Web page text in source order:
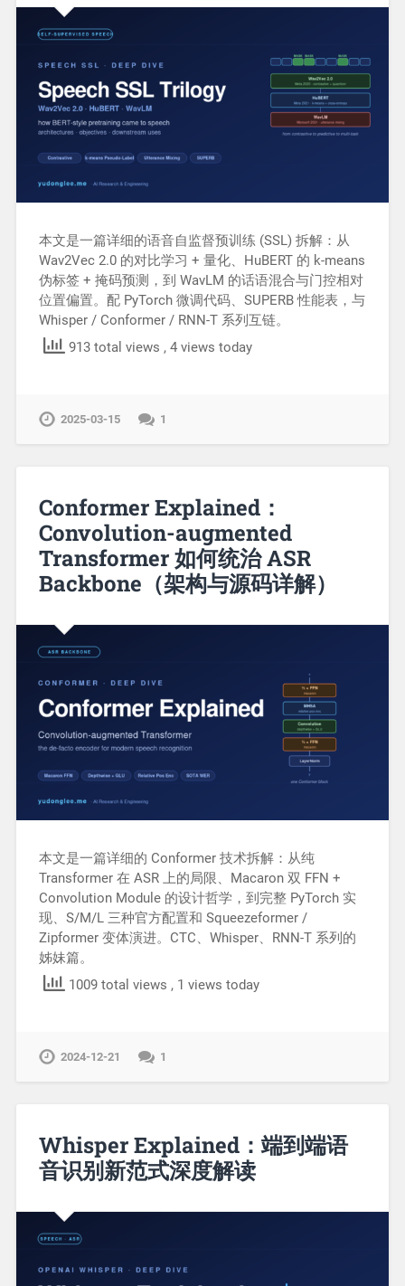
本文是一篇详细的语音自监督预训练 (SSL) 拆解：从
Wav2Vec 2.0 的对比学习 + 量化、HuBERT 的 k-means
伪标签 + 掩码预测，到 WavLM 的话语混合与门控相对
位置偏置。配 PyTorch 微调代码、SUPERB 性能表，与
Whisper / Conformer / RNN-T 系列互链。
913 total views , 4 views today
2025-03-15 1
Conformer Explained：
Convolution-augmented
Transformer 如何统治 ASR
Backbone（架构与源码详解）
本文是一篇详细的 Conformer 技术拆解：从纯
Transformer 在 ASR 上的局限、Macaron 双 FFN +
Convolution Module 的设计哲学，到完整 PyTorch 实
现、S/M/L 三种官方配置和 Squeezeformer /
Zipformer 变体演进。CTC、Whisper、RNN-T 系列的
姊妹篇。
1009 total views , 1 views today
2024-12-21 1
Whisper Explained：端到端语
音识别新范式深度解读